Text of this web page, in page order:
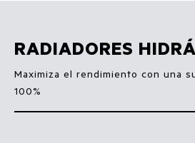
RADIADORES
Maximiza el rendimiento con una
100%